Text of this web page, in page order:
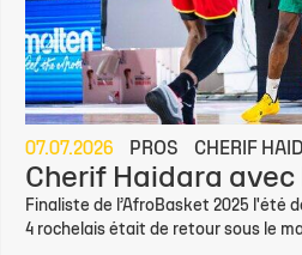
07.07.2026 PROS CHERIF
Cherif Haidara avec
Finaliste de l’AfroBasket 2025 l'été
4 rochelais était de retour sous le